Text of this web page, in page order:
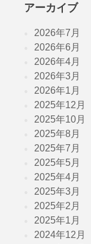
アーカイブ
2026年7月
2026年6月
2026年4月
2026年3月
2026年1月
2025年12月
2025年10月
2025年8月
2025年7月
2025年5月
2025年4月
2025年3月
2025年2月
2025年1月
2024年12月